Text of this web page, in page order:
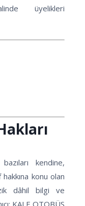
üyelikleri
kendine,
konu olan
dâhil bilgi ve
KALE OTOBÜS